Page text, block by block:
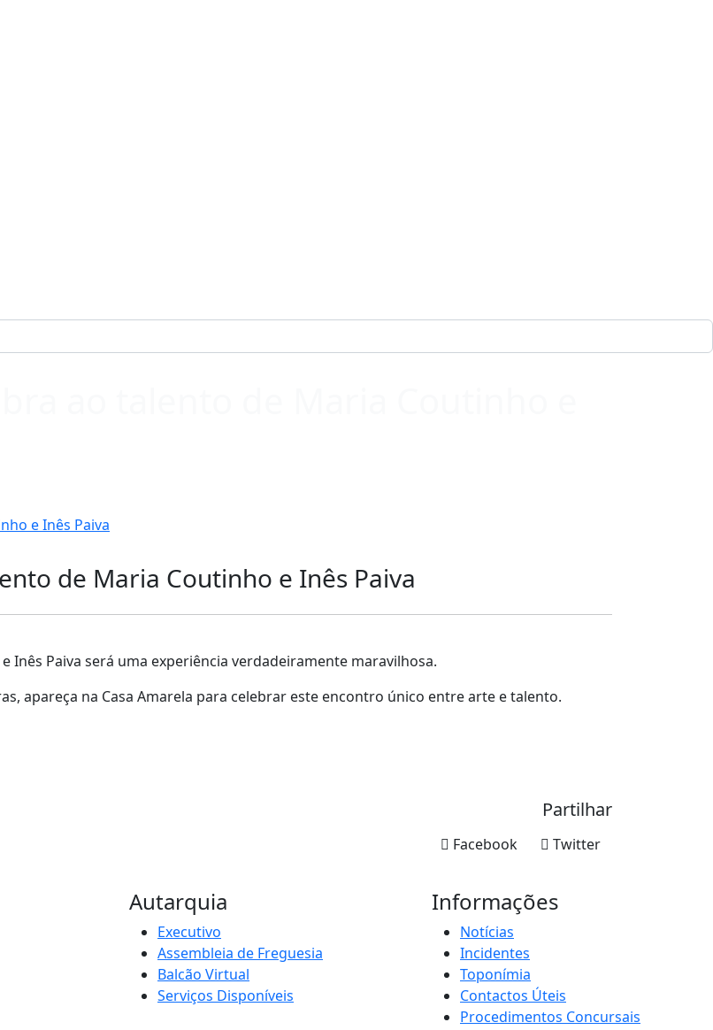
e Inês Paiva
de Maria Coutinho e Inês Paiva
Inês Paiva será uma experiência verdadeiramente maravilhosa.
apareça na Casa Amarela para celebrar este encontro único entre arte e talento.
Partilhar
Twitter
Facebook
Autarquia
Executivo
Assembleia de Freguesia
Balcão Virtual
Serviços Disponíveis
Informações
Notícias
Incidentes
Toponímia
Contactos Úteis
Procedimentos Concursais